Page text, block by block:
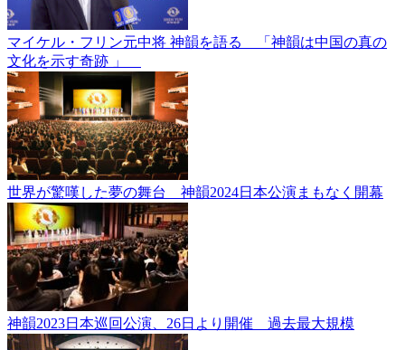
マイケル・フリン元中将 神韻を語る 「神韻は中国の真の
文化を示す奇跡 」
世界が驚嘆した夢の舞台 神韻2024日本公演まもなく開幕
神韻2023日本巡回公演、26日より開催 過去最大規模